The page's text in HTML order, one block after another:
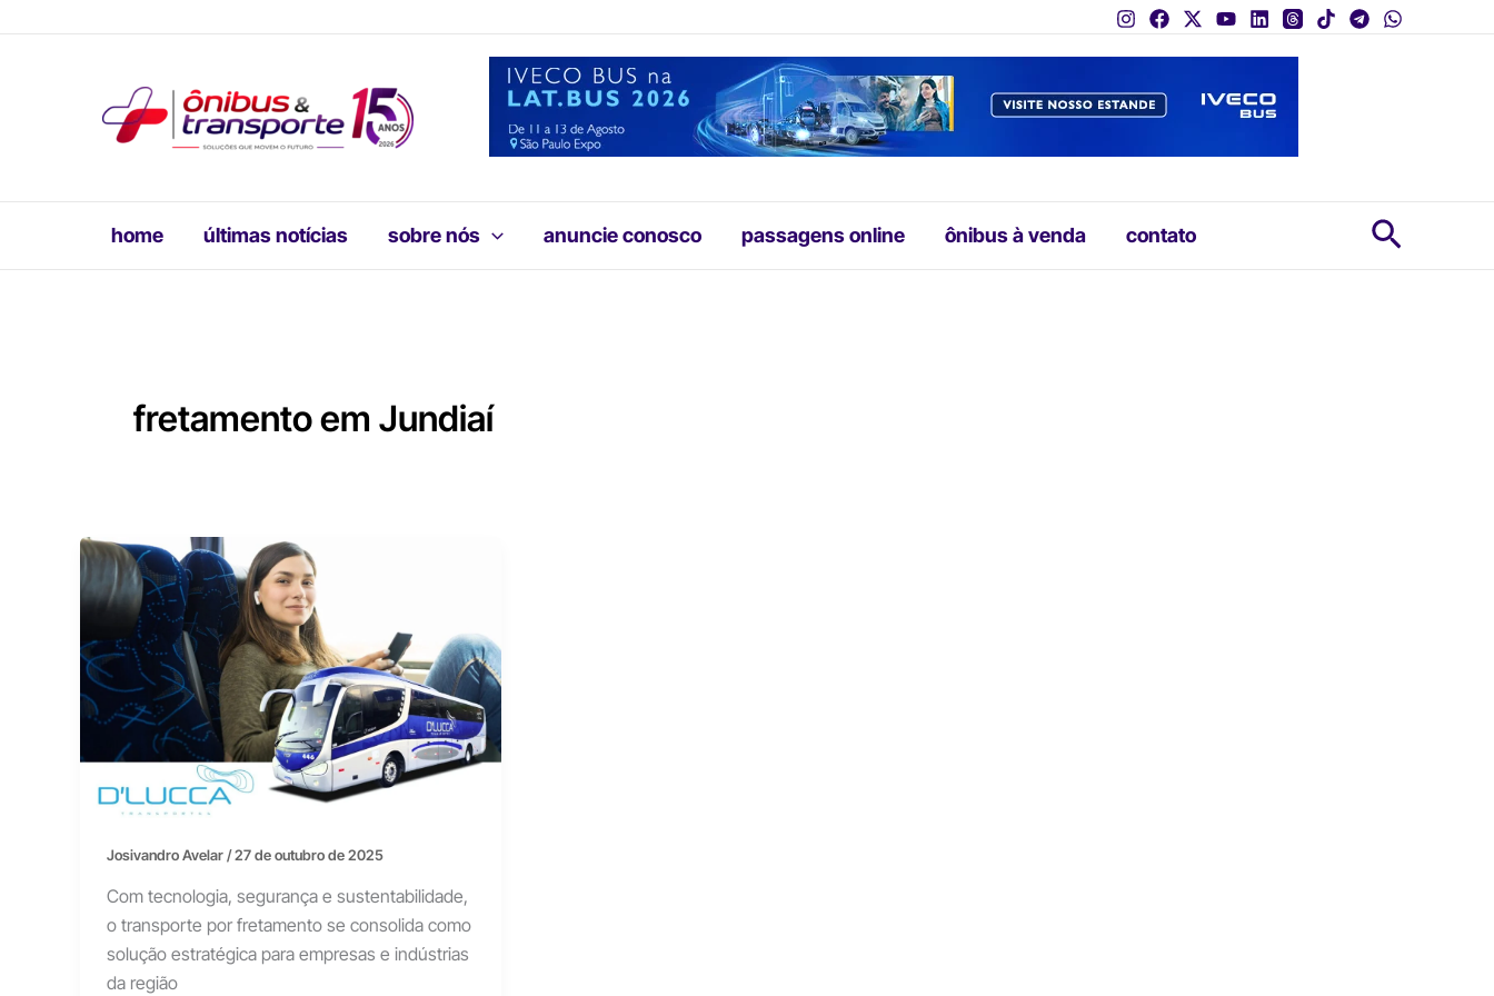
home últimas notícias sobre nós anuncie conosco passagens online ônibus à venda contato
fretamento em Jundiaí
Josivandro Avelar/27 de outubro de 2025
Com tecnologia, segurança e sustentabilidade,
o transporte por fretamento se consolida como
solução estratégica para empresas e indústrias
da região